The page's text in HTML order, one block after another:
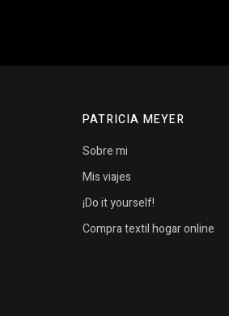
PATRICIA MEYER
Sobre mi
Mis viajes
¡Do it yourself!
Compra textil hogar online